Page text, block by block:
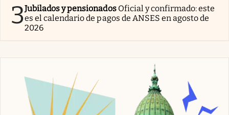
3Jubilados y pensionados Oficial y confirmado: este
es el calendario de pagos de ANSES en agosto de
2026